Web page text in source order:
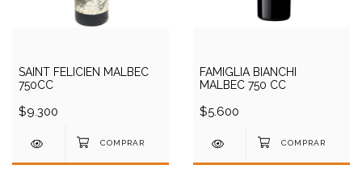
SAINT FELICIEN MALBEC
750CC
$9.300
FAMIGLIA BIANCHI
MALBEC 750 CC
$5.600